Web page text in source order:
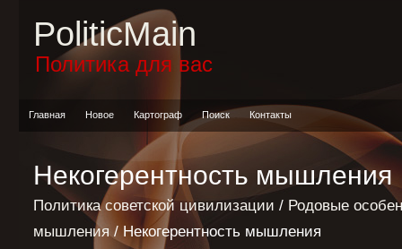
PoliticMain
Политика для вас
Главная Новое Картограф Поиск Контакты
Некогерентность мышления
Политика советской цивилизации / Родовые
мышления / Некогерентность мышления